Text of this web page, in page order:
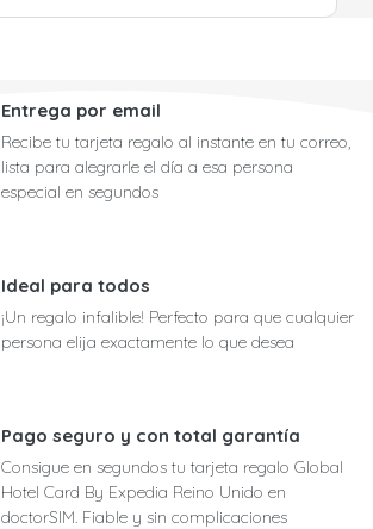
Entrega por email
Recibe tu tarjeta regalo al instante en tu correo,
lista para alegrarle el día a esa persona
especial en segundos
Ideal para todos
¡Un regalo infalible! Perfecto para que cualquier
persona elija exactamente lo que desea
Pago seguro y con total garantía
Consigue en segundos tu tarjeta regalo Global
Hotel Card By Expedia Reino Unido en
doctorSIM. Fiable y sin complicaciones